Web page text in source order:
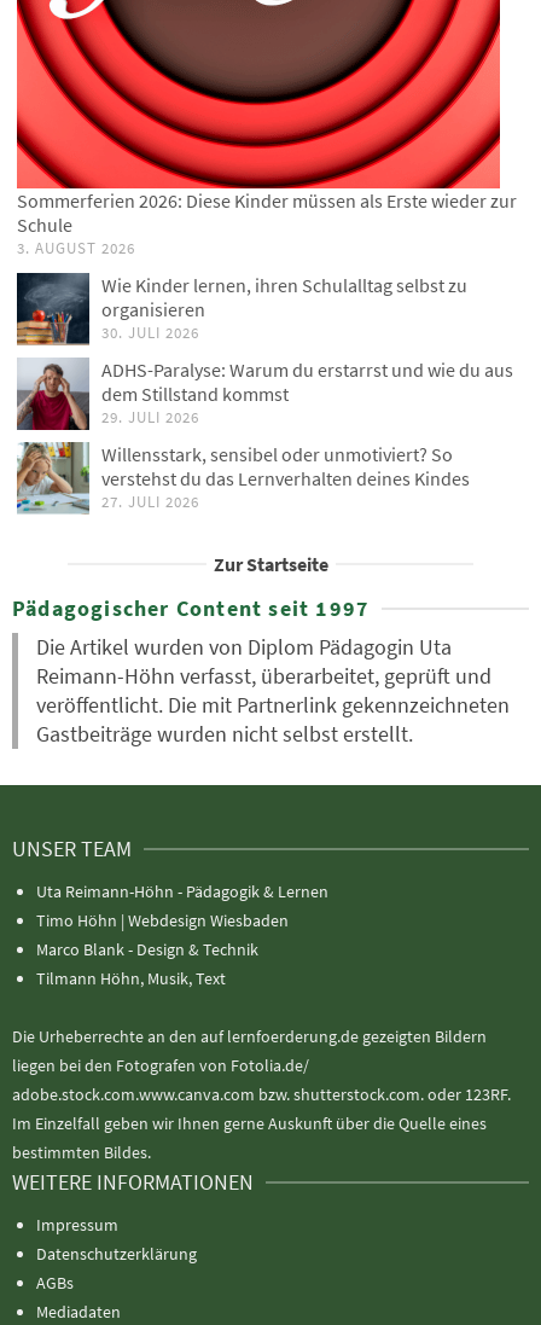
Sommerferien 2026: Diese Kinder müssen als Erste wieder zur
Schule
3. AUGUST 2026
Wie Kinder lernen, ihren Schulalltag selbst zu
organisieren
30. JULI 2026
ADHS-Paralyse: Warum du erstarrst und wie du aus
dem Stillstand kommst
29. JULI 2026
Willensstark, sensibel oder unmotiviert? So
verstehst du das Lernverhalten deines Kindes
27. JULI 2026
Zur Startseite
Pädagogischer Content seit 1997
Die Artikel wurden von Diplom Pädagogin Uta
Reimann-Höhn verfasst, überarbeitet, geprüft und
veröffentlicht. Die mit Partnerlink gekennzeichneten
Gastbeiträge wurden nicht selbst erstellt.
UNSER TEAM
Uta Reimann-Höhn - Pädagogik & Lernen
Timo Höhn | Webdesign Wiesbaden
Marco Blank - Design & Technik
Tilmann Höhn, Musik, Text
Die Urheberrechte an den auf lernfoerderung.de gezeigten Bildern
liegen bei den Fotografen von Fotolia.de/
adobe.stock.com.www.canva.com bzw. shutterstock.com. oder 123RF.
Im Einzelfall geben wir Ihnen gerne Auskunft über die Quelle eines
bestimmten Bildes.
WEITERE INFORMATIONEN
Impressum
Datenschutzerklärung
AGBs
Mediadaten